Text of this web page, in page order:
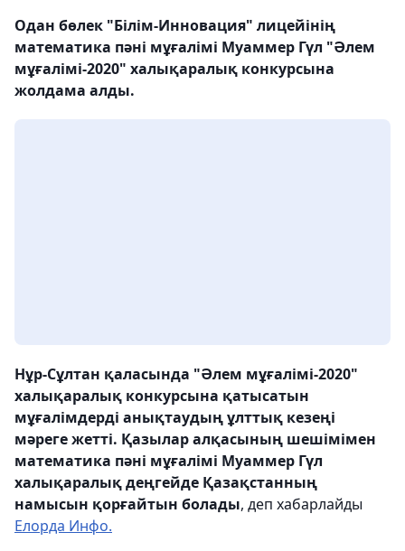
Одан бөлек "Білім-Инновация" лицейінің
математика пәні мұғалімі Муаммер Гүл "Әлем
мұғалімі-2020" халықаралық конкурсына
жолдама алды.
Нұр-Сұлтан қаласында "Әлем мұғалімі-2020"
халықаралық конкурсына қатысатын
мұғалімдерді анықтаудың ұлттық кезеңі
мәреге жетті. Қазылар алқасының шешімімен
математика пәні мұғалімі Муаммер Гүл
халықаралық деңгейде Қазақстанның
намысын қорғайтын болады, деп хабарлайды
Елорда Инфо.